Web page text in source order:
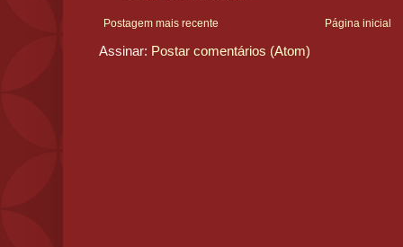
Postagem mais recente Página inicial
Assinar: Postar comentários (Atom)